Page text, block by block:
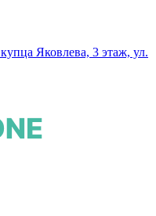
Яковлева, 3 этаж, ул.